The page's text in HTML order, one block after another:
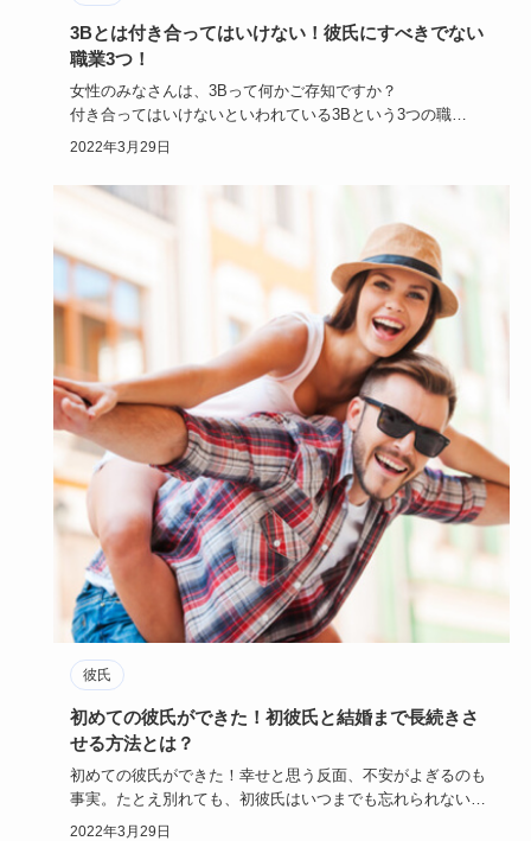
3Bとは付き合ってはいけない！彼氏にすべきでない
職業3つ！
女性のみなさんは、3Bって何かご存知ですか？
付き合ってはいけないといわれている3Bという3つの職
業…。
2022年3月29日
彼氏
初めての彼氏ができた！初彼氏と結婚まで長続きさ
せる方法とは？
初めての彼氏ができた！幸せと思う反面、不安がよぎるのも
事実。たとえ別れても、初彼氏はいつまでも忘れられないも
の。初めての彼…
2022年3月29日